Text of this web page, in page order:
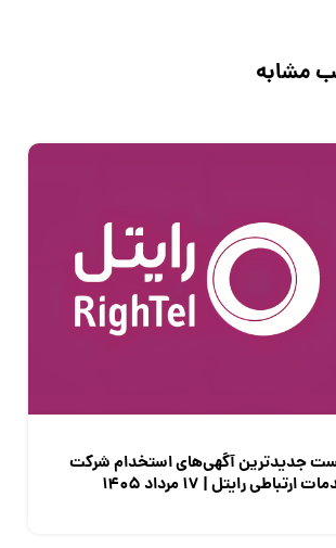
مشابه
جدیدترین آگهی‌های استخدام شرکت
ارتباطی رایتل | ۱۷ مرداد ۱۴۰۵